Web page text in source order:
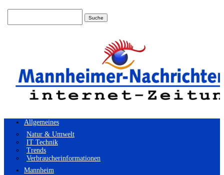
Allgemeines
Natur & Umwelt
IT Technik
Trends
Verbraucherinformationen
Mannheim